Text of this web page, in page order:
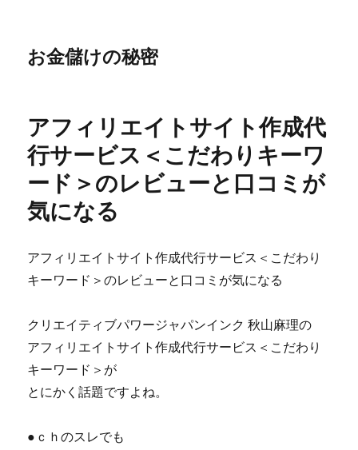
お金儲けの秘密
アフィリエイトサイト作成代
行サービス＜こだわりキーワ
ード＞のレビューと口コミが
気になる
アフィリエイトサイト作成代行サービス＜こだわり
キーワード＞のレビューと口コミが気になる
クリエイティブパワージャパンインク 秋山麻理の
アフィリエイトサイト作成代行サービス＜こだわり
キーワード＞が
とにかく話題ですよね。
●ｃｈのスレでも